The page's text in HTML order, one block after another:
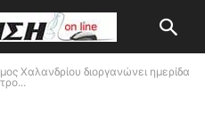
Χαλανδρίου διοργανώνει ημερίδα